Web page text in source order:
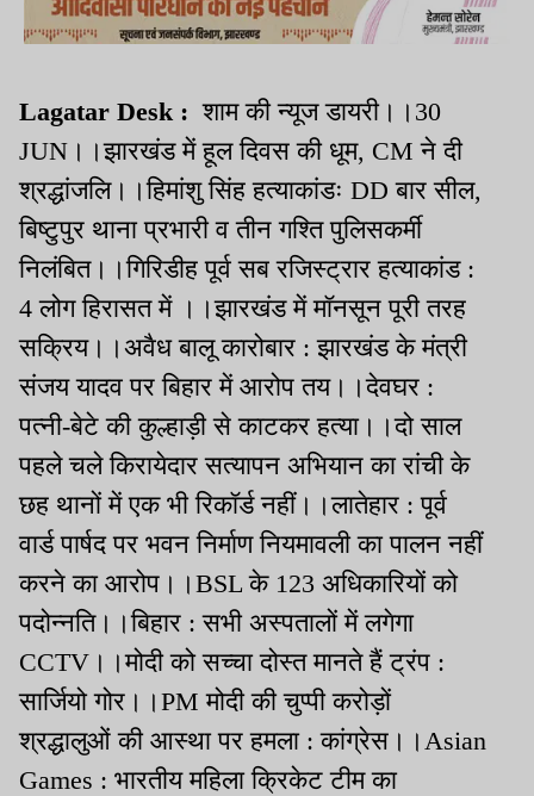
Lagatar Desk : शाम की न्यूज डायरी।।30
JUN।।झारखंड में हूल दिवस की धूम, CM ने दी
श्रद्धांजलि।।हिमांशु सिंह हत्याकांडः DD बार सील,
बिष्टुपुर थाना प्रभारी व तीन गश्ति पुलिसकर्मी
निलंबित।।गिरिडीह पूर्व सब रजिस्ट्रार हत्याकांड :
4 लोग हिरासत में ।।झारखंड में मॉनसून पूरी तरह
सक्रिय।।अवैध बालू कारोबार : झारखंड के मंत्री
संजय यादव पर बिहार में आरोप तय।।देवघर :
पत्नी-बेटे की कुल्हाड़ी से काटकर हत्या।।दो साल
पहले चले किरायेदार सत्यापन अभियान का रांची के
छह थानों में एक भी रिकॉर्ड नहीं।।लातेहार : पूर्व
वार्ड पार्षद पर भवन निर्माण नियमावली का पालन नहीं
करने का आरोप।।BSL के 123 अधिकारियों को
पदोन्नति।।बिहार : सभी अस्पतालों में लगेगा
CCTV।।मोदी को सच्चा दोस्त मानते हैं ट्रंप :
सार्जियो गोर।।PM मोदी की चुप्पी करोड़ों
श्रद्धालुओं की आस्था पर हमला : कांग्रेस।।Asian
Games : भारतीय महिला क्रिकेट टीम का